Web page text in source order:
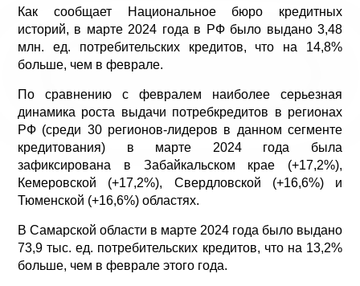
Как сообщает Национальное бюро кредитных
историй, в марте 2024 года в РФ было выдано 3,48
млн. ед. потребительских кредитов, что на 14,8%
больше, чем в феврале.
По сравнению с февралем наиболее серьезная
динамика роста выдачи потребкредитов в регионах
РФ (среди 30 регионов-лидеров в данном сегменте
кредитования) в марте 2024 года была
зафиксирована в Забайкальском крае (+17,2%),
Кемеровской (+17,2%), Свердловской (+16,6%) и
Тюменской (+16,6%) областях.
В Самарской области в марте 2024 года было выдано
73,9 тыс. ед. потребительских кредитов, что на 13,2%
больше, чем в феврале этого года.